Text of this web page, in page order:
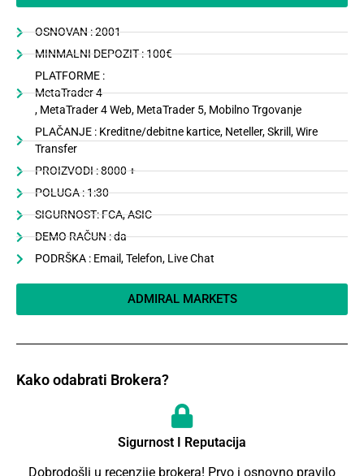
OSNOVAN : 2001
MINMALNI DEPOZIT : 100€
PLATFORME :
MetaTrader 4
, MetaTrader 4 Web, MetaTrader 5, Mobilno Trgovanje
PLAČANJE : Kreditne/debitne kartice, Neteller, Skrill, Wire
Transfer
PROIZVODI : 8000 +
POLUGA : 1:30
SIGURNOST: FCA, ASIC
DEMO RAČUN : da
PODRŠKA : Email, Telefon, Live Chat
ADMIRAL MARKETS
Kako odabrati Brokera?
Sigurnost I Reputacija
Dobrodošli u recenzije brokera! Prvo i osnovno pravilo